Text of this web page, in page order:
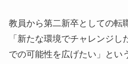
教員から第二新卒としての転
「新たな環境でチャレンジし
での可能性を広げたい」とい